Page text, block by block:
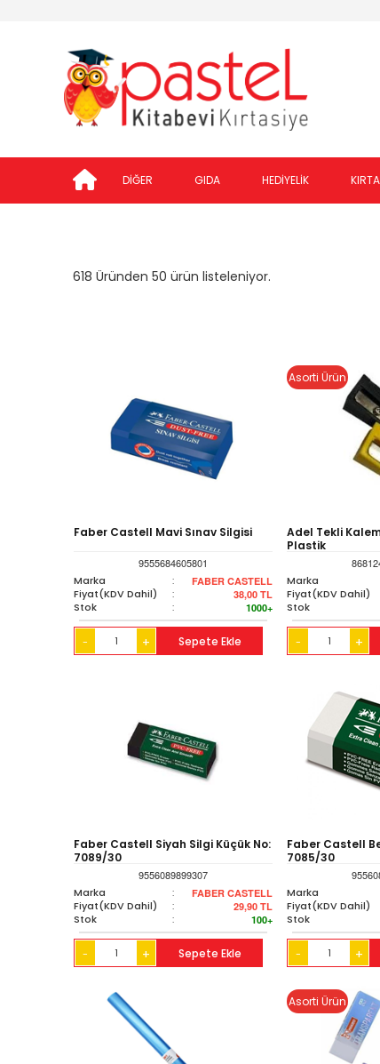
DİĞER GIDA HEDİYELİK
618 Üründen 50 ürün listeleniyor.
Faber Castell Mavi Sınav Silgisi
9555684605801
Marka
: FABER CASTELL
Fiyat(KDV Dahil) : 38,00 TL
Stok : 1000+
- + Sepete Ekle
Asorti Ürün
Adel Tekli
Plastik
Marka
Fiyat(KDV Dahil)
Stok
- +
Faber Castell Siyah Silgi Küçük No:
7089/30
9556089899307
Marka
: FABER CASTELL
Fiyat(KDV Dahil) : 29,90 TL
Stok : 100+
- + Sepete Ekle
Faber Castell
7085/30
Marka
Fiyat(KDV Dahil)
Stok
- +
Asorti Ürün